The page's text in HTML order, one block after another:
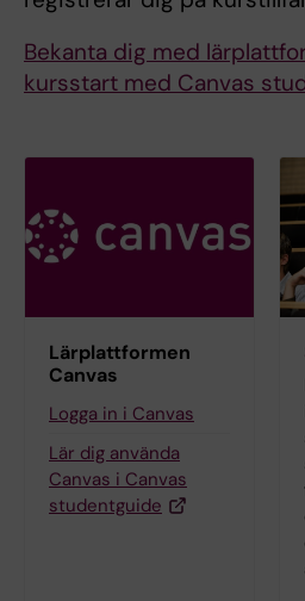
Bekanta dig med
kursstart med Canvas
Lärplattformen
Canvas
Logga in i Canvas
Lär dig använda
Canvas i Canvas
studentguide